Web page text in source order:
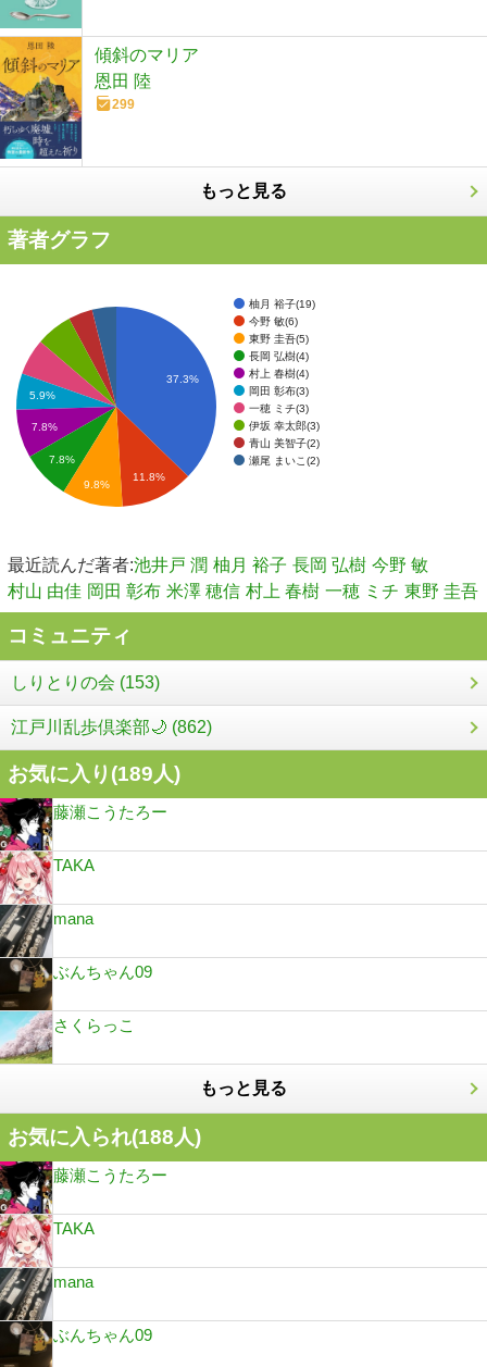
傾斜のマリア
恩田 陸
299
もっと見る
著者グラフ
柚月 裕子(19)
今野 敏(6)
東野 圭吾(5)
長岡 弘樹(4)
村上 春樹(4)
岡田 彰布(3)
一穂 ミチ(3)
伊坂 幸太郎(3)
青山 美智子(2)
瀬尾 まいこ(2)
37.3%
11.8%
5.9%
7.8%
7.8%
9.8%
最近読んだ著者:池井戸 潤 柚月 裕子 長岡 弘樹 今野 敏
村山 由佳 岡田 彰布 米澤 穂信 村上 春樹 一穂 ミチ 東野 圭吾
コミュニティ
しりとりの会 (153)
江戸川乱歩倶楽部🌙 (862)
お気に入り(189人)
藤瀬こうたろー
TAKA
mana
ぶんちゃん09
さくらっこ
もっと見る
お気に入られ(188人)
藤瀬こうたろー
TAKA
mana
ぶんちゃん09